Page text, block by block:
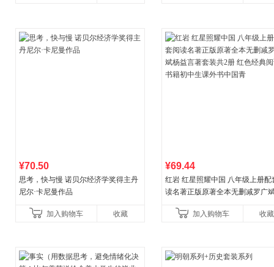
¥70.50
思考，快与慢 诺贝尔经济学奖得主丹
尼尔·卡尼曼作品
加入购物车 收藏
¥69.44
红岩 红星照耀中国 八年级上册配
读名著正版原著全本无删减罗广
初中生课外书中国青
加入购物车 收藏